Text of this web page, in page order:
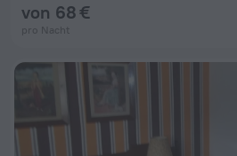
von 68 €
pro Nacht